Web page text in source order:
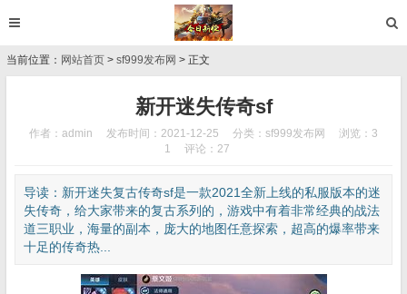
当前位置： 网站首页 > sf999发布网 > 正文
新开迷失传奇sf
作者：admin 发布时间：2021-12-25 分类： sf999发布网
浏览：3
1
评论：27
导读：新开迷失复古传奇sf是一款2021全新上线的私服版本的迷
失传奇，给大家带来的复古系列的，游戏中有着非常经典的战法
道三职业，海量的副本，庞大的地图任意探索，超高的爆率带来
十足的传奇热...